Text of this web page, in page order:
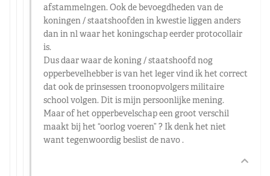
afstammelngen. Ook de bevoegdheden van de
koningen / staatshoofden in kwestie liggen anders
dan in nl waar het koningschap eerder protocollair
is.
Dus daar waar de koning / staatshoofd nog
opperbevelhebber is van het leger vind ik het correct
dat ook de prinsessen troonopvolgers militaire
school volgen. Dit is mijn persoonlijke mening.
Maar of het opperbevelschap een groot verschil
maakt bij het “oorlog voeren” ? Ik denk het niet
want tegenwoordig beslist de navo .